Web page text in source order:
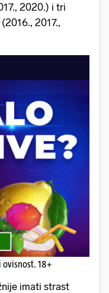
2020.) i tri
2017.,
ovisnost. 18+
imati strast